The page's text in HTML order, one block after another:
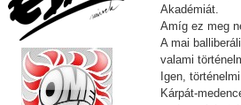
Akadémiát.
Amíg ez meg
A mai
valami
Igen,
Kárpát-